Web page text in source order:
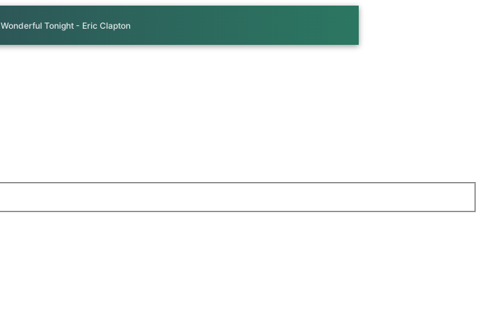
Wonderful Tonight - Eric Clapton